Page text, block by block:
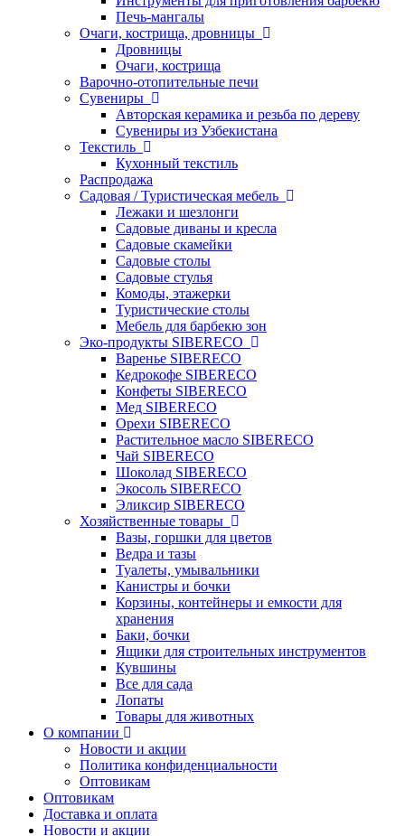
Печь-мангалы
Очаги, кострища, дровницы
Дровницы
Очаги, кострища
Варочно-отопительные печи
Сувениры
Авторская керамика и резьба по дереву
Сувениры из Узбекистана
Текстиль
Кухонный текстиль
Распродажа
Садовая / Туристическая мебель
Лежаки и шезлонги
Садовые диваны и кресла
Садовые скамейки
Садовые столы
Садовые стулья
Комоды, этажерки
Туристические столы
Мебель для барбекю зон
Эко-продукты SIBERECO
Варенье SIBERECO
Кедрокофе SIBERECO
Конфеты SIBERECO
Мед SIBERECO
Орехи SIBERECO
Растительное масло SIBERECO
Чай SIBERECO
Шоколад SIBERECO
Экосоль SIBERECO
Эликсир SIBERECO
Хозяйственные товары
Вазы, горшки для цветов
Ведра и тазы
Туалеты, умывальники
Канистры и бочки
Корзины, контейнеры и емкости для
хранения
Баки, бочки
Ящики для строительных инструментов
Кувшины
Все для сада
Лопаты
Товары для животных
О компании
Новости и акции
Политика конфиденциальности
Оптовикам
Оптовикам
Доставка и оплата
Новости и акции